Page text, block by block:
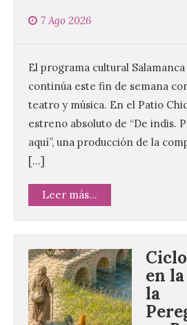
7 Ago 2026
El programa cultural Salamanca
continúa este fin de semana
teatro y música. En el Patio
estreno absoluto de “De indis.
aquí”, una producción de la
[…]
Leer más...
en
la